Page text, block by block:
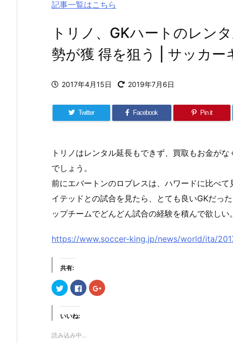
記事一覧はこちら
トリノ、GKハートのレン
勢が獲 得を狙う | サッカー
2017年4月15日 2019年7月6日
Twitter Facebook Pin it
トリノはレンタル延長もできず、買取もお金が
でしょう。
前にエバートンのロブレスは、ハワードに比べ
イテッドとの試合を見たら、とても良いGKだっ
ップチームでどんどん試合の経験を積んで欲しい。
https://www.soccer-king.jp/news/world/ita/
共有:
ク
リ
ク
て
i
t
F
a
で
ク
リ
いいね:
読み込み中...